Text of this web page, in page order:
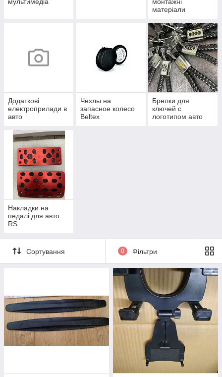
мультимедіа
монтажні
матеріали
Додаткові
електроприлади в
авто
Чехлы на
запасное колесо
Beltex
Брелки для
ключей с
логотипом авто
Накладки на
педалі для авто
RS
Сортування 0 Фільтри